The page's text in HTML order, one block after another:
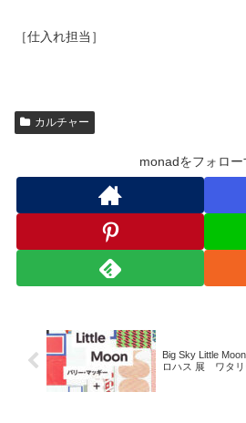
［仕入れ担当］
カルチャー
monadをフォロー
Big Sky Little
ロハス 展 ワタリ